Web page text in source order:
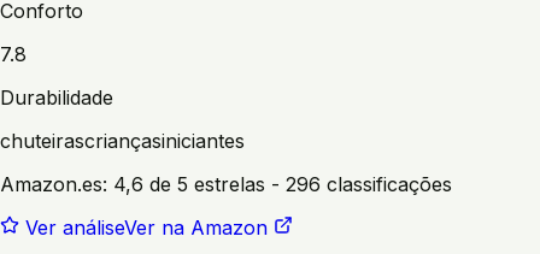
Conforto
7.8
Durabilidade
chuteirascriançasiniciantes
Amazon.es: 4,6 de 5 estrelas - 296 classificações
Ver análiseVer na Amazon